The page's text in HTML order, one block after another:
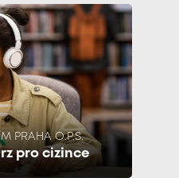
PRAHA O.P.S.
pro cizince